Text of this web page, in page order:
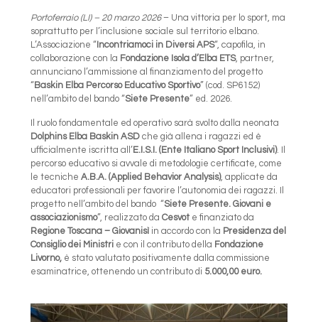
Portoferraio (LI) – 20 marzo 2026– Una vittoria per lo sport, ma
soprattutto per l’inclusione sociale sul territorio elbano.
L’Associazione “ Incontriamoci in Diversi APS“, capofila, in
collaborazione con la Fondazione Isola d’Elba ETS, partner,
annunciano l’ammissione al finanziamento del progetto
“ Baskin Elba Percorso Educativo Sportivo” (cod. SP6152)
nell’ambito del bando “Siete Presente” ed. 2026.
Il ruolo fondamentale ed operativo sarà svolto dalla neonata
Dolphins Elba Baskin ASD che già allena i ragazzi ed è
ufficialmente iscritta all’ E.I.S.I. (Ente Italiano Sport Inclusivi). Il
percorso educativo si avvale di metodologie certificate, come
le tecniche A.B.A. (Applied Behavior Analysis), applicate da
educatori professionali per favorire l’autonomia dei ragazzi. Il
progetto nell’ambito del bando “Siete Presente. Giovani e
associazionismo”, realizzato da Cesvot e finanziato da
Regione Toscana – Giovanisì in accordo con la Presidenza del
Consiglio dei Ministri e con il contributo della Fondazione
Livorno, è stato valutato positivamente dalla commissione
esaminatrice, ottenendo un contributo di 5.000,00 euro.